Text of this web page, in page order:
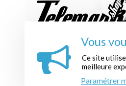
INSCRIPTION À LAVous
Ce site
meilleure
Paramétrer